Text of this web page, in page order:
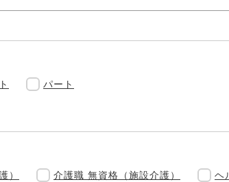
パート
） 介護職 無資格（施設介護） ヘ